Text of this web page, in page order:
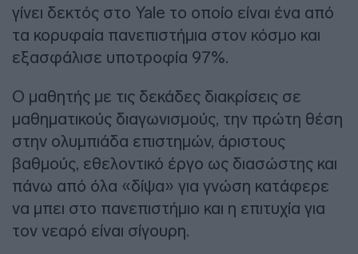
γίνει δεκτός στο Yale το οποίο είναι ένα από
τα κορυφαία πανεπιστήμια στον κόσμο και
εξασφάλισε υποτροφία 97%.
Ο μαθητής με τις δεκάδες διακρίσεις σε
μαθηματικούς διαγωνισμούς, την πρώτη θέση
στην ολυμπιάδα επιστημών, άριστους
βαθμούς, εθελοντικό έργο ως διασώστης και
πάνω από όλα «δίψα» για γνώση κατάφερε
να μπει στο πανεπιστήμιο και η επιτυχία για
τον νεαρό είναι σίγουρη.